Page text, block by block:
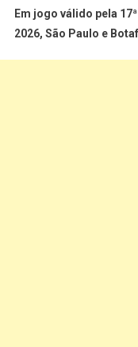
Em jogo válido pela
2026, São Paulo e